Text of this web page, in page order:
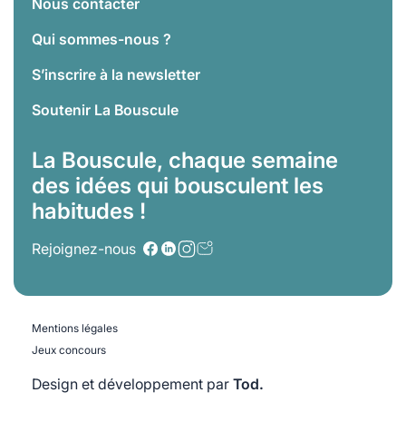
Nous contacter
Qui sommes-nous ?
S’inscrire à la newsletter
Soutenir La Bouscule
La Bouscule, chaque semaine
des idées qui bousculent les
habitudes !
Rejoignez-nous
Mentions légales
Jeux concours
Design et développement par Tod.